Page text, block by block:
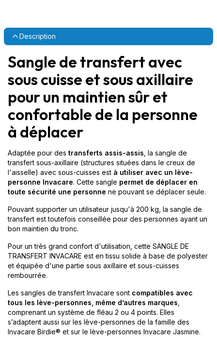
Description
Sangle de transfert avec
sous cuisse et sous axillaire
pour un maintien sûr et
confortable de la personne
à déplacer
Adaptée pour des transferts assis-assis , la sangle de
transfert sous-axillaire (structures situées dans le creux de
l'aisselle) avec sous-cuisses est à utiliser avec un lève-
personne Invacare. Cette sangle permet de déplacer en
toute sécurité une personne ne pouvant se déplacer seule.
Pouvant supporter un utilisateur jusqu'à 200 kg, la sangle de
transfert est toutefois conseillée pour des personnes ayant un
bon maintien du tronc.
Pour un très grand confort d'utilisation, cette SANGLE DE
TRANSFERT INVACARE est en tissu solide à base de polyester
et équipée d'une partie sous axillaire et sous-cuisses
rembourrée.
Les sangles de transfert Invacare sont compatibles avec
tous les lève-personnes, même d’autres marques
comprenant un système de fléau 2 ou 4 points. Elles
s’adaptent aussi sur les lève-personnes de la famille des
Invacare Birdie® et sur le lève-personnes Invacare Jasmine.